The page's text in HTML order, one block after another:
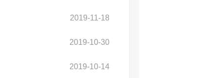
2019-11-18
2019-10-30
2019-10-14